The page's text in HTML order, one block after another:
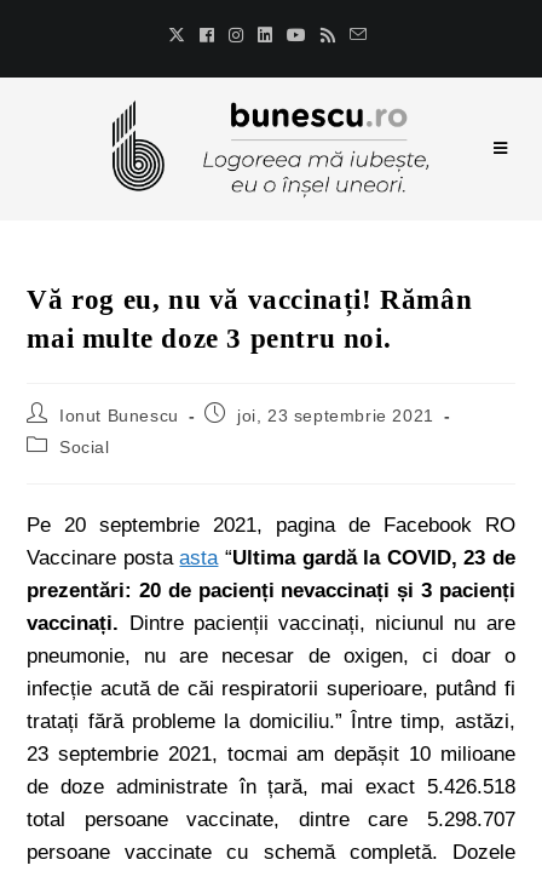
Vă rog eu, nu vă vaccinați! Rămân
mai multe doze 3 pentru noi.
Ionut Bunescu
joi, 23 septembrie 2021
Social
Pe 20 septembrie 2021, pagina de Facebook RO
Vaccinare postaasta“Ultima gardă la COVID, 23 de
prezentări: 20 de pacienți nevaccinați și 3 pacienți
vaccinați. Dintre pacienții vaccinați, niciunul nu are
pneumonie, nu are necesar de oxigen, ci doar o
infecție acută de căi respiratorii superioare, putând fi
tratați fără probleme la domiciliu.” Între timp, astăzi,
23 septembrie 2021, tocmai am depășit 10 milioane
de doze administrate în țară, mai exact 5.426.518
total persoane vaccinate, dintre care 5.298.707
persoane vaccinate cu schemă completă. Dozele